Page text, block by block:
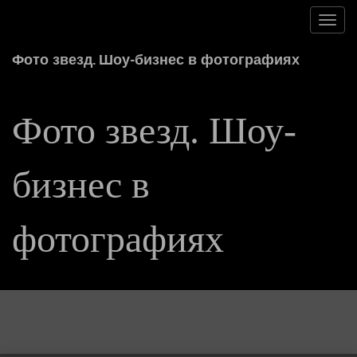
Фото звезд. Шоу-бизнес в фотографиях
Фото звезд. Шоу-
бизнес в
фотографиях